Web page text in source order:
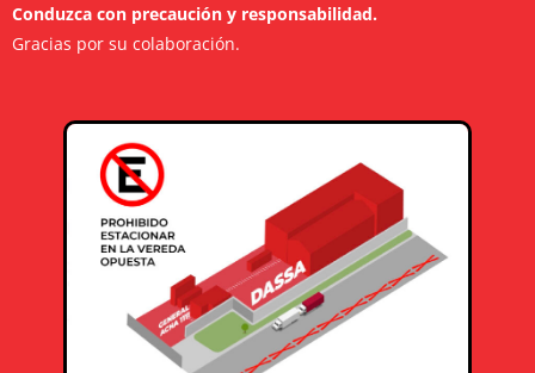
Conduzca con precaución y responsabilidad.
Gracias por su colaboración.